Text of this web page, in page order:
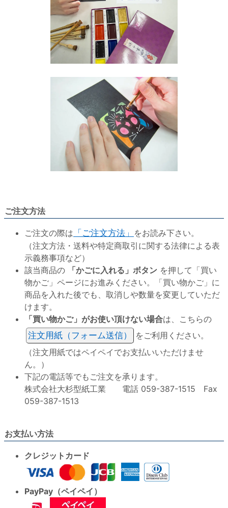
ご注文方法
ご注文の際は 「ご注文方法」 をお読み下さい。
（注文方法・送料や特定商取引に関する法律による表
示義務事項など）
該当商品の
「かごに入れる」ボタン を押して「買い
物かご」ページにお進みください。「買い物かご」に
商品を入れた後でも、取消しや数量を変更していただ
けます。
「買い物かご」がお使い頂けない場合は、こちらの
注文用紙（フォーム送信）
をご利用ください。
（注文用紙ではペイペイでお支払いいただけませ
ん。）
下記の電話等でもご注文を承ります。
株式会社大杉型紙工業 電話 059-387-1515 Fax
059-387-1513
お支払い方法
クレジットカード
PayPay（ペイペイ）